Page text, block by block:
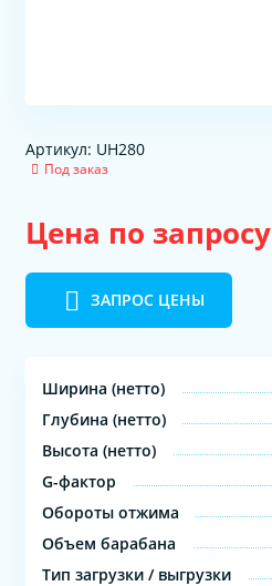
Артикул: UH280
Под заказ
Цена по запросу
ЗАПРОС ЦЕНЫ
Ширина (нетто)
Глубина (нетто)
Высота (нетто)
G-фактор
Обороты отжима
Объем барабана
Тип загрузки / выгрузки